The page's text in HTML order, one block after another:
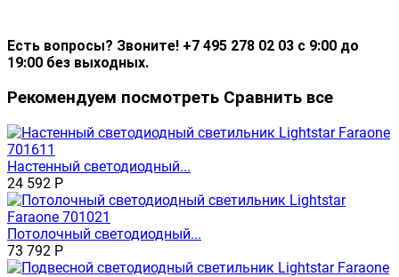
Есть вопросы? Звоните! +7 495 278 02 03 с 9:00 до
19:00 без выходных.
Рекомендуем посмотреть Сравнить все
Настенный светодиодный...
24 592 Р
Потолочный светодиодный...
73 792 Р